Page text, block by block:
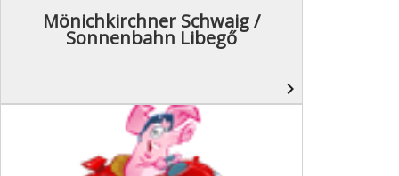
Mönichkirchner Schwaig /
Sonnenbahn Libegő
navigate_next